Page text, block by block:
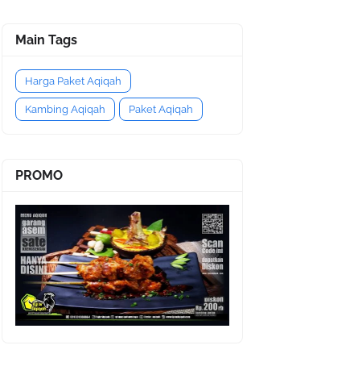
Main Tags
Harga Paket Aqiqah
Kambing Aqiqah Paket Aqiqah
PROMO